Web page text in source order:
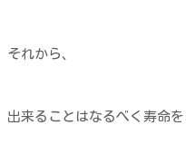
それから、
出来ることはなるべく寿命